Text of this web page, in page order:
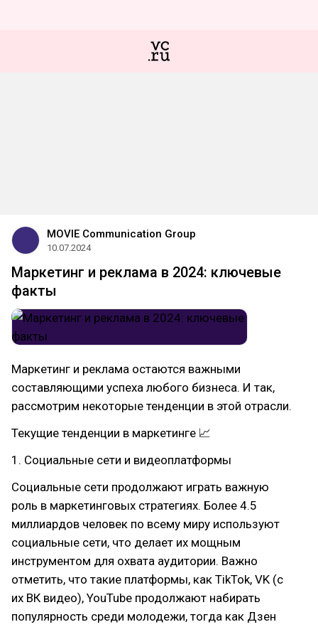
MOVIE Communication Group
10.07.2024
Маркетинг и реклама в 2024: ключевые
факты
Маркетинг и реклама остаются важными
составляющими успеха любого бизнеса. И так,
рассмотрим некоторые тенденции в этой отрасли.
Текущие тенденции в маркетинге 📈
1. Социальные сети и видеоплатформы
Социальные сети продолжают играть важную
роль в маркетинговых стратегиях. Более 4.5
миллиардов человек по всему миру используют
социальные сети, что делает их мощным
инструментом для охвата аудитории. Важно
отметить, что такие платформы, как TikTok, VK (с
их ВК видео), YouTube продолжают набирать
популярность среди молодежи, тогда как Дзен